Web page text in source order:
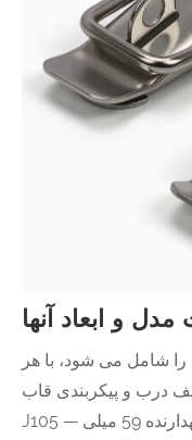
و ابعاد آنها
را شامل می شود، با هر
J105 — بدنه 75.6×26.7 میلی متر، ارتفاع نگهدارنده 59 میلی